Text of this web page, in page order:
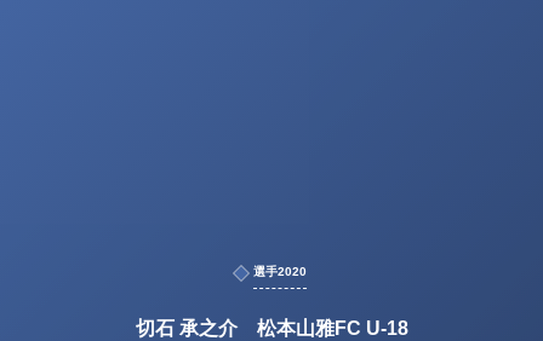
選手2020
切石 承之介 松本山雅FC U-18